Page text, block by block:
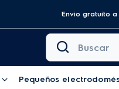
Envio gratuito a
Buscar
Pequeños